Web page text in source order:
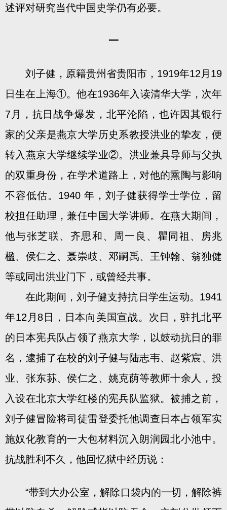
述评对研究当代中国史学仍有必要。
一
刘子健，原籍贵州省贵阳市，1919年12月19
日生在上海①。他在1936年入读清华大学，次年
7月，抗日战争爆发，北平沦陷，也许因其银行
家的父亲是燕京大学历史系教授洪业的挚友，便
转入燕京大学继续学业②。洪业兼具导师与父执
的双重身份，在学术道路上，对他的熏陶与影响
不容低估。1940 年，刘子健获得学士学位，留
校担任助理，兼任中国大学讲师。在燕大期间，
他与张芝联、齐思和、周一良、瞿同祖、房兆
楹、侯仁之、聂崇歧、邓嗣禹、王钟翰、翁独健
等或同出洪业门下，或曾经共事。
在此期间，刘子健支持抗日学生运动。1941
年12月8日，日本向美国宣战。次日，驻扎北平
的日本宪兵队占领了燕京大学，以鼓动抗日的罪
名，逮捕了在校的刘子健与陆志韦、赵紫宸、洪
业、张东荪、侯仁之、姚克荫等教师十余人，投
入设在北京大学红楼的宪兵队监狱。被捕之前，
刘子健冒险将司徒雷登委托他调查日本占领军实
施奴化教育的一大包材料沉入朗润园北小池中。
抗战胜利不久，他回忆狱中经历说：
“带到大办公室，解除口袋内的一切，解除裤